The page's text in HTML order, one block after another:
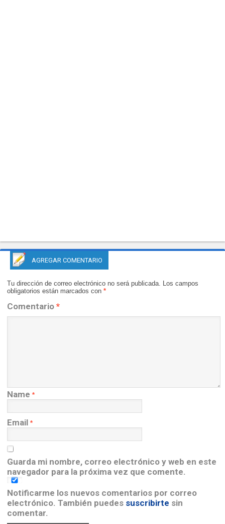
AGREGAR COMENTARIO
Tu dirección de correo electrónico no será publicada.
Los campos
obligatorios están marcados con *
Comentario *
Name *
Email *
Guarda mi nombre, correo electrónico y web en este
navegador para la próxima vez que comente.
Notificarme los nuevos comentarios por correo
electrónico. También puedes suscribirte sin
comentar.